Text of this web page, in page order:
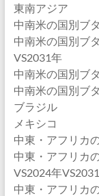
東南アジア
中南米の国別ブ
中南米の国別ブ
VS2031年
中南米の国別ブ
中南米の国別ブ
ブラジル
メキシコ
中東・アフリカ
中東・アフリカ
VS2024年
中東・アフリカ